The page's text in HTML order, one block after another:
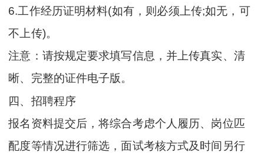
6.工作经历证明材料(如有，则必须上传;如无，可
不上传)。
注意：请按规定要求填写信息，并上传真实、清
晰、完整的证件电子版。
四、招聘程序
报名资料提交后，将综合考虑个人履历、岗位匹
配度等情况进行筛选，面试考核方式及时间另行